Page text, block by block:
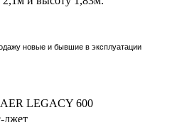
новые и бывшие в эксплуатации
LEGACY 600
джет